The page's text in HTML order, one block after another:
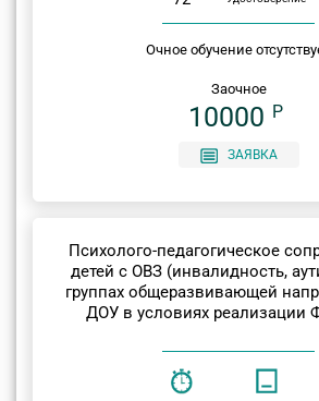
Очное обучение
Заочное
10000 P
ЗАЯВКА
Психолого-педагогическое
детей с ОВЗ (инвалидность,
группах общеразвивающей
ДОУ в условиях реализации